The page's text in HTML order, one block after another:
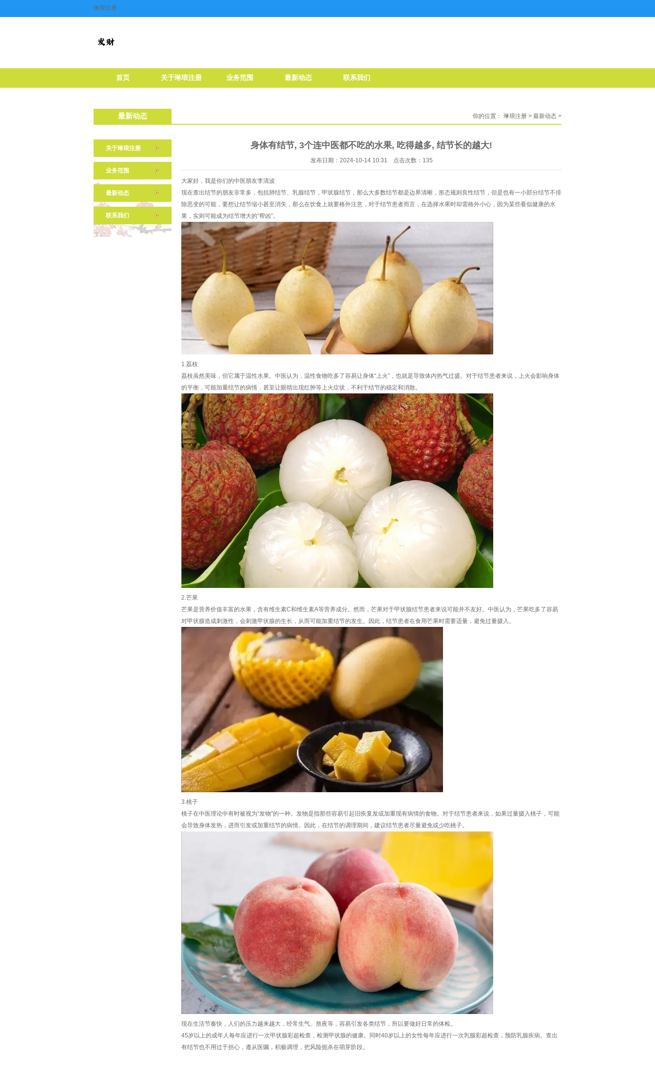
琳琅注册
首页 关于琳琅注册 业务范围 最新动态 联系我们
最新动态 你的位置： 琳琅注册 > 最新动态 >
关于琳琅注册
业务范围
最新动态
联系我们
身体有结节, 3个连中医都不吃的水果, 吃得越多, 结节长的越大!
发布日期：2024-10-14 10:31 点击次数：135
大家好，我是你们的中医朋友李清波
现在查出结节的朋友非常多，包括肺结节、乳腺结节，甲状腺结节，那么大多数结节都是边界清晰，形态规则良性结节，但是也有一小部分结节不排
除恶变的可能，要想让结节缩小甚至消失，那么在饮食上就要格外注意，对于结节患者而言，在选择水果时却需格外小心，因为某些看似健康的水
果，实则可能成为结节增大的“帮凶”。
1.荔枝
荔枝虽然美味，但它属于温性水果。中医认为，温性食物吃多了容易让身体“上火”，也就是导致体内热气过盛。对于结节患者来说，上火会影响身体
的平衡，可能加重结节的病情，甚至让眼睛出现红肿等上火症状，不利于结节的稳定和消散。
2.芒果
芒果是营养价值丰富的水果，含有维生素C和维生素A等营养成分。然而，芒果对于甲状腺结节患者来说可能并不友好。中医认为，芒果吃多了容易
对甲状腺造成刺激性，会刺激甲状腺的生长，从而可能加重结节的发生。因此，结节患者在食用芒果时需要适量，避免过量摄入。
3.桃子
桃子在中医理论中有时被视为“发物”的一种。发物是指那些容易引起旧疾复发或加重现有病情的食物。对于结节患者来说，如果过量摄入桃子，可能
会导致身体发热，进而引发或加重结节的病情。因此，在结节的调理期间，建议结节患者尽量避免或少吃桃子。
现在生活节奏快，人们的压力越来越大，经常生气、熬夜等，容易引发各类结节，所以要做好日常的体检。
45岁以上的成年人每年应进行一次甲状腺彩超检查，检测甲状腺的健康。同时40岁以上的女性每年应进行一次乳腺彩超检查，预防乳腺疾病。查出
有结节也不用过于担心，遵从医嘱，积极调理，把风险扼杀在萌芽阶段。